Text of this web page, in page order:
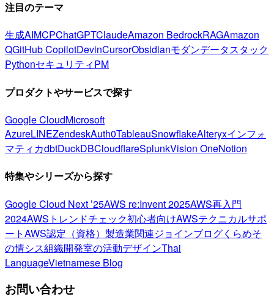
注目のテーマ
生成AIMCPChatGPTClaudeAmazon BedrockRAGAmazon
QGitHub CopilotDevinCursorObsidianモダンデータスタック
PythonセキュリティPM
プロダクトやサービスで探す
Google CloudMicrosoft
AzureLINEZendeskAuth0TableauSnowflakeAlteryxインフォ
マティカdbtDuckDBCloudflareSplunkVision OneNotion
特集やシリーズから探す
Google Cloud Next ’25AWS re:Invent 2025AWS再入門
2024AWSトレンドチェック初心者向けAWSテクニカルサポ
ートAWS認定（資格） 製造業関連ジョインブログくらめそ
の情シス組織開発室の活動デザインThai
LanguageVietnamese Blog
お問い合わせ